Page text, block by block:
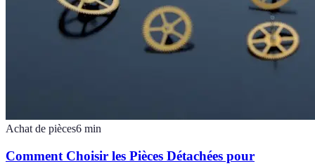
Achat de pièces6 min
Comment Choisir les Pièces Détachées pour